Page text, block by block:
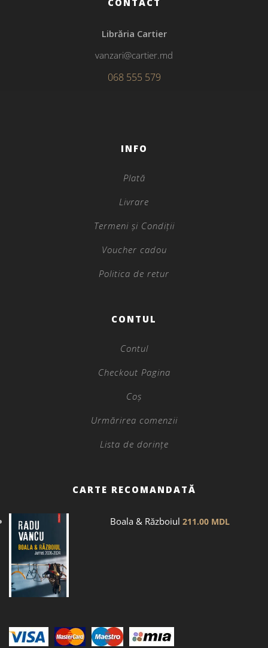
Librăria Cartier
vanzari@cartier.md
068 555 579
INFO
Plată
Livrare
Termeni și Condiții
Voucher cadou
Politica de retur
CONTUL
Contul
Checkout Pagina
Coș
Urmărirea comenzii
Lista de dorințe
CARTE RECOMANDATĂ
Boala & Războiul 211.00 MDL